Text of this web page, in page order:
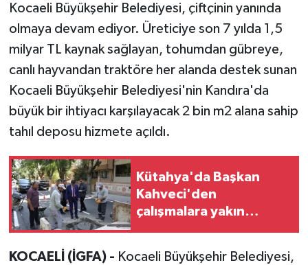
Kocaeli Büyükşehir Belediyesi, çiftçinin yanında
olmaya devam ediyor. Üreticiye son 7 yılda 1,5
milyar TL kaynak sağlayan, tohumdan gübreye,
canlı hayvandan traktöre her alanda destek sunan
Kocaeli Büyükşehir Belediyesi'nin Kandıra'da
büyük bir ihtiyacı karşılayacak 2 bin m2 alana sahip
tahıl deposu hizmete açıldı.
Kütahya'da Başkan
Kahveci'den
çalışmalara yakın
KOCAELİ (İGFA) - Kocaeli Büyükşehir Belediyesi,